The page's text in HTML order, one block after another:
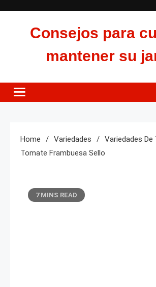
Consejos para
mantener su
Home Variedades
Variedades
Tomate Frambuesa Sello
7 MINS READ